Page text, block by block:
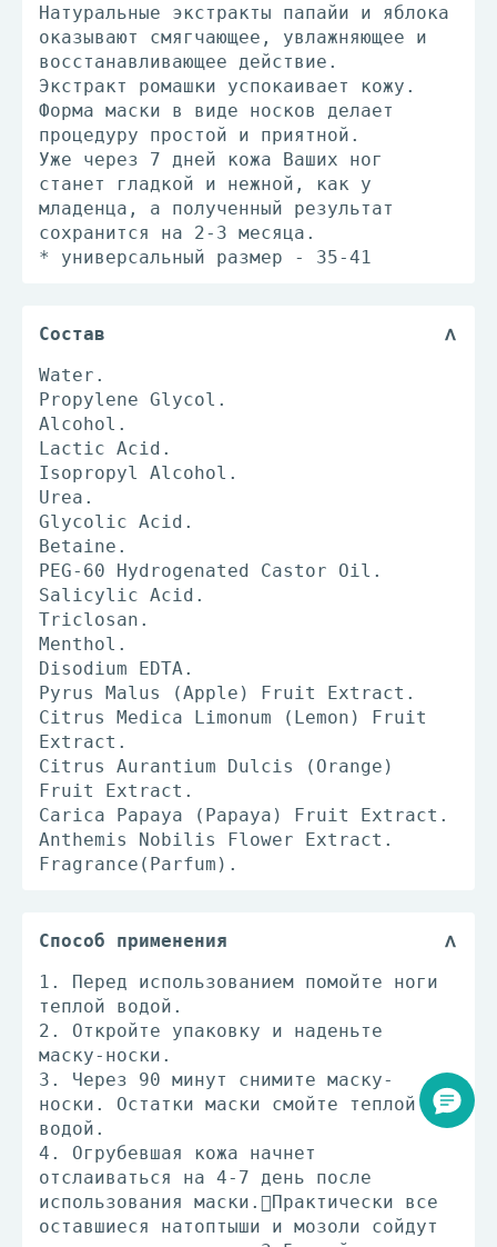
Натуральные экстракты папайи и яблока
оказывают смягчающее, увлажняющее и
восстанавливающее действие.
Экстракт ромашки успокаивает кожу.
Форма маски в виде носков делает
процедуру простой и приятной.
Уже через 7 дней кожа Ваших ног
станет гладкой и нежной, как у
младенца, а полученный результат
сохранится на 2-3 месяца.
* универсальный размер - 35-41
Состав
Water.
Propylene Glycol.
Alcohol.
Lactic Acid.
Isopropyl Alcohol.
Urea.
Glycolic Acid.
Betaine.
PEG‐60 Hydrogenated Castor Oil.
Salicylic Acid.
Triclosan.
Menthol.
Disodium EDTA.
Pyrus Malus (Apple) Fruit Extract.
Citrus Medica Limonum (Lemon) Fruit
Extract.
Citrus Aurantium Dulcis (Orange)
Fruit Extract.
Carica Papaya (Papaya) Fruit Extract.
Anthemis Nobilis Flower Extract.
Fragrance(Parfum).
Способ применения
1. Перед использованием помойте ноги
теплой водой.
2. Откройте упаковку и наденьте
маску-носки.
3. Через 90 минут снимите маску-
носки. Остатки маски смойте теплой
водой.
4. Огрубевшая кожа начнет
отслаиваться на 4-7 день после
использования маски.Практически все
оставшиеся натоптыши и мозоли сойдут